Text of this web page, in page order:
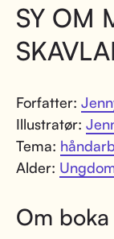
SY OM
Forfatter:
Illustratør:
Tema:
Alder:
Om boka